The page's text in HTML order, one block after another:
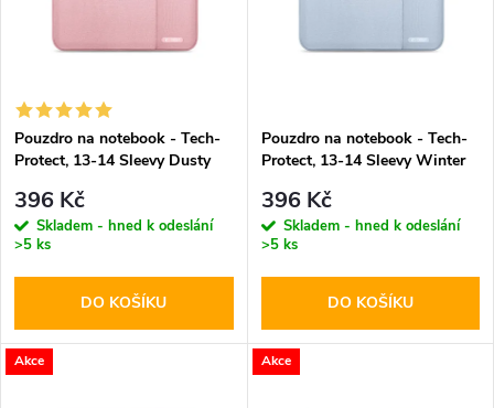
í
p
r
o
d
u
s
p
r
o
d
Pouzdro na notebook - Tech-
Protect, 13-14 Sleevy Dusty
396 Kč
Skladem - hned k odeslání
>5 ks
DO KOŠÍKU
Pouzdro na notebook - Tech-
Protect, 13-14 Sleevy Winter
396 Kč
Skladem - hned k odeslání
>5 ks
DO KOŠÍKU
Akce Akce